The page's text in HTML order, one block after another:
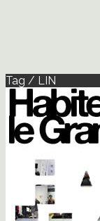
Tag / LIN